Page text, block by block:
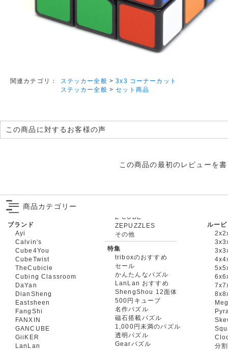
関連カテゴリ： ステッカー全般 >3x3 コーナーカット
ステッカー全般 >セット商品
この商品に対するお客様の声
この商品の最初のレビューを
商品カテゴリー
ブランド
Ayi
Calvin's
Cube4You
CubeTwist
TheCubicle
Cubing Classroom
DaYan
DianSheng
Eastsheen
FangShi
FANXIN
GANCUBE
GiiKER
LanLan
ZEPUZZLES
その他
特集
triboxのおすすめ
セール
かんたんなパズル
LanLan おすすめ
ShengShou 12面体
500円キューブ
名作パズル
磁石搭載パズル
1,000円未満のパズル
透明パズル
Gearパズル
ルー
分